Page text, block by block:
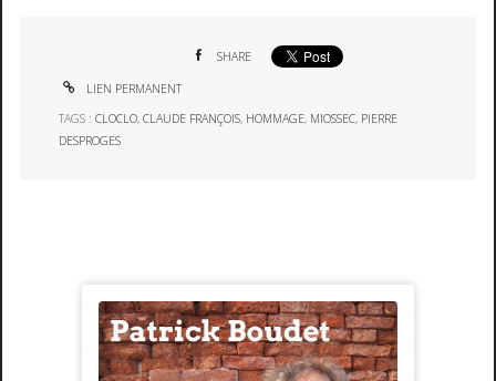
SHARE
LIEN PERMANENT
TAGS :CLOCLO,CLAUDE FRANÇOIS, HOMMAGE, MIOSSEC, PIERRE
DESPROGES